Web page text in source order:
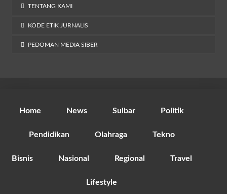
TENTANG KAMI
KODE ETIK JURNALIS
PEDOMAN MEDIA SIBER
Home News Sulbar Politik
Pendidikan Olahraga Tekno
Bisnis Nasional Regional Travel
Lifestyle